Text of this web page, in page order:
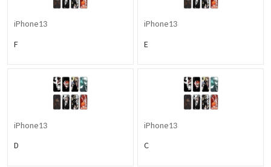
iPhone13
F
iPhone13
E
iPhone13
D
iPhone13
C